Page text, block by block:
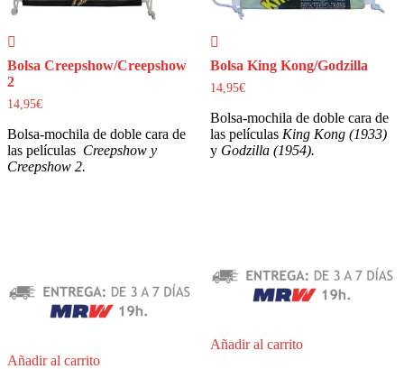
Bolsa Creepshow/Creepshow
2
14,95€
Bolsa-mochila de doble cara de
las películas Creepshow y
Creepshow 2.
Añadir al carrito
Bolsa King Kong/Godzilla
14,95€
Bolsa-mochila de doble cara de
las películas King Kong (1933)
yGodzilla (1954).
Añadir al carrito